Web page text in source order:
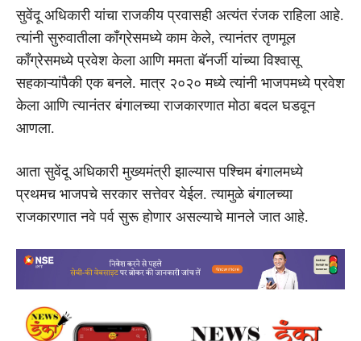
सुवेंदू अधिकारी यांचा राजकीय प्रवासही अत्यंत रंजक राहिला आहे.
त्यांनी सुरुवातीला काँग्रेसमध्ये काम केले, त्यानंतर तृणमूल
काँग्रेसमध्ये प्रवेश केला आणि ममता बॅनर्जी यांच्या विश्वासू
सहकाऱ्यांपैकी एक बनले. मात्र २०२० मध्ये त्यांनी भाजपमध्ये प्रवेश
केला आणि त्यानंतर बंगालच्या राजकारणात मोठा बदल घडवून
आणला.
आता सुवेंदू अधिकारी मुख्यमंत्री झाल्यास पश्चिम बंगालमध्ये
प्रथमच भाजपचे सरकार सत्तेवर येईल. त्यामुळे बंगालच्या
राजकारणात नवे पर्व सुरू होणार असल्याचे मानले जात आहे.